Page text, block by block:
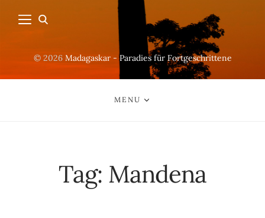
© 2026 Madagaskar - Paradies für Fortgeschrittene
MENU
Tag: Mandena